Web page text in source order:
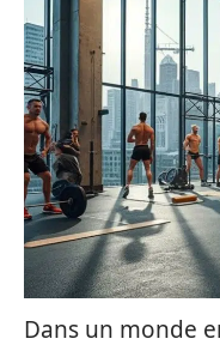
Dans un monde